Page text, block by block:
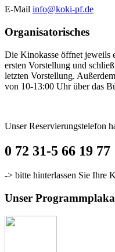
E-Mail info@koki-pf.de
Organisatorisches
Die Kinokasse öffnet jeweils
ersten Vorstellung und
letzten Vorstellung.
von 10-13:00 Uhr über das
Unser Reservierungstelefon
0 72 31-5 66 19 77
-> bitte hinterlassen Sie Ihre
Unser